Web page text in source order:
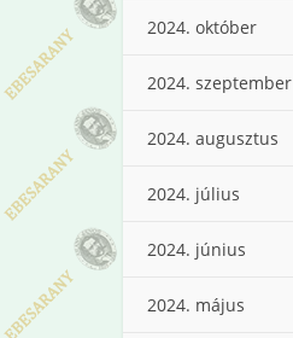
2024. október
2024. szeptember
2024. augusztus
2024. július
2024. június
2024. május